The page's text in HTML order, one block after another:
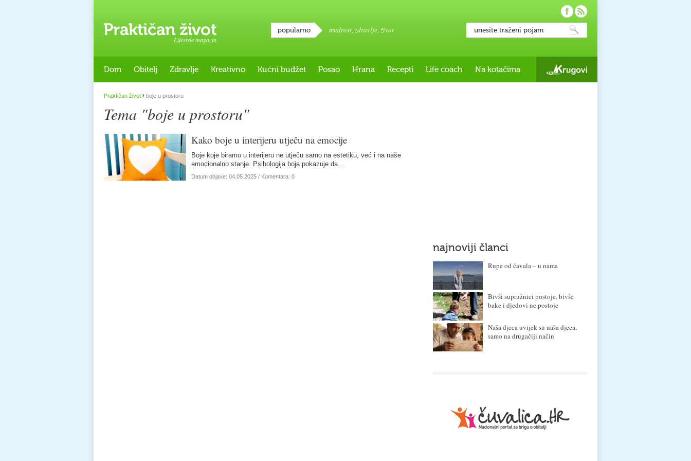
Lifestyle magazin
popularno mudrost, zdravlje, život
Dom Obitelj Zdravlje Kreativno Kućni budžet Posao Hrana Recepti Life coach Na kotačima
Praktičan život › boje u prostoru
Tema "boje u prostoru"
Kako boje u interijeru utječu na emocije
Boje koje biramo u interijeru ne utječu samo na estetiku, već i na naše
emocionalno stanje. Psihologija boja pokazuje da…
Datum objave: 04.05.2025 / Komentara: 0
najnoviji članci
Rupe od čavala – u nama
Bivši supružnici postoje, bivše
bake i djedovi ne postoje
Naša djeca uvijek su naša djeca,
samo na drugačiji način